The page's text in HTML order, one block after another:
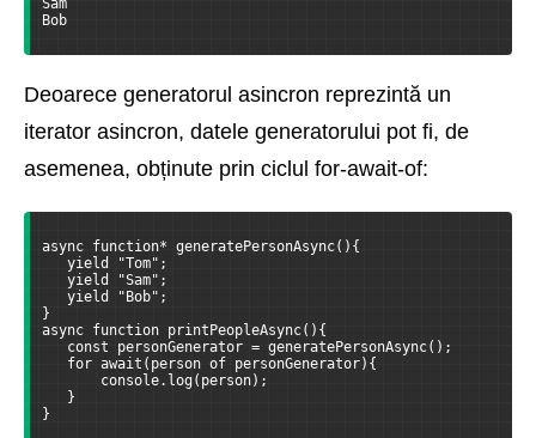
Sam
Bob
Deoarece generatorul asincron reprezintă un
iterator asincron, datele generatorului pot fi, de
asemenea, obținute prin ciclul for-await-of:
async function* generatePersonAsync(){
yield "Tom";
yield "Sam";
yield "Bob";
}
async function printPeopleAsync(){
const personGenerator = generatePersonAsync();
for await(person of personGenerator){
console.log(person);
}
}